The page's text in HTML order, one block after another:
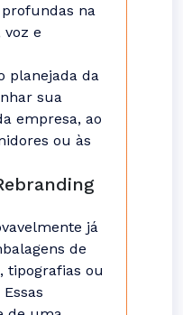
na
voz e
planejada da
sua
empresa, ao
ou às
já
de
tipografias ou